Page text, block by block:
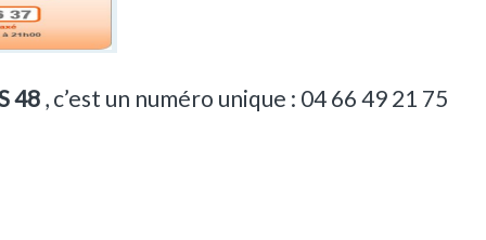
48 , c’est un numéro unique : 04 66 49 21 75